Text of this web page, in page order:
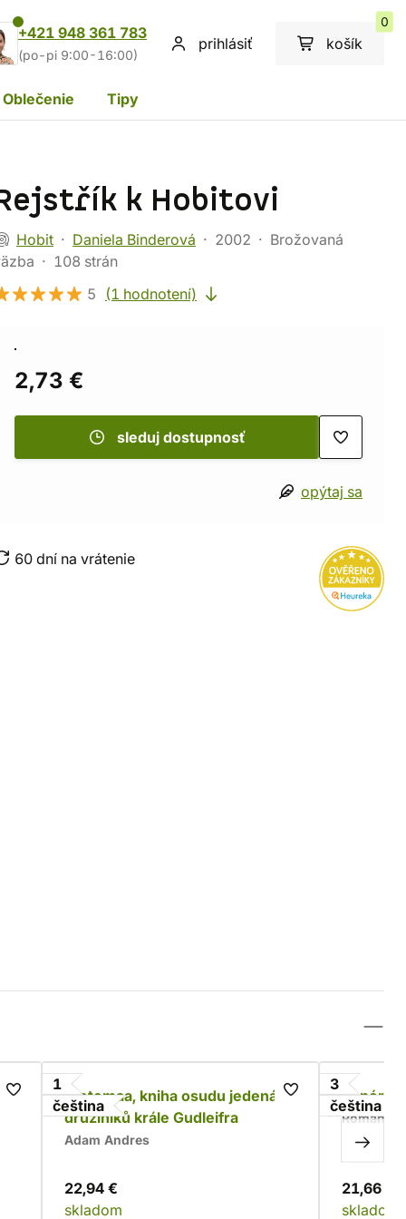
+421 948 361 783
(po-pi 9:00-16:00)
prihlásiť košík
0
Oblečenie Tipy
k Hobitovi
Hobit Daniela Binderová 2002
Brožovaná
108 strán
5
(1 hodnotení)
2,73 €
sleduj dostupnosť
opýtaj sa
60 dní na vrátenie
1
čeština
Wetemaa, kniha osudu jedenácti
družiníků krále Gudleifra
Adam Andres
22,94 €
skladom
3
čeština
Roman
21,66 €
skladom